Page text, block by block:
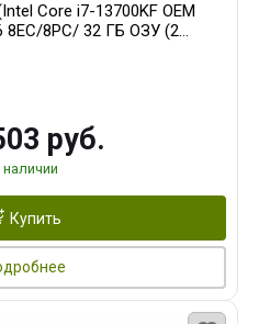
Core i7-13700KF OEM
8EC/8PC/ 32 ГБ ОЗУ (2
GDDR6X 384-Bit 3xDP
руб.
наличии
Купить